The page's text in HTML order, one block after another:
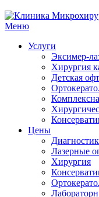
Меню
Услуги
Эксимер-
Хирургия
Детская
Цены
Лазерные
Хирургия